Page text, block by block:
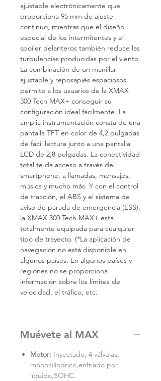
ajustable electrónicamente que
proporciona 95 mm de ajuste
continuo, mientras que el diseño
especial de los intermitentes y el
spoiler delanteros también reduce las
turbulencias producidas por el viento.
La combinación de un manillar
ajustable y reposapiés espaciosos
permite a los usuarios de la XMAX
300 Tech MAX+ conseguir su
configuración ideal fácilmente. La
amplia instrumentación consta de una
pantalla TFT en color de 4,2 pulgadas
de fácil lectura junto a una pantalla
LCD de 2,8 pulgadas. La conectividad
total te da acceso a través del
smartphone, a llamadas, mensajes,
música y mucho más. Y con el control
de tracción, el ABS y el sistema de
aviso de parada de emergencia (ESS),
la XMAX 300 Tech MAX+ está
totalmente equipada para cualquier
tipo de trayecto. (*La aplicación de
navegación no está disponible en
algunos países. En algunos países y
regiones no se proporciona
información sobre los límites de
velocidad, el tráfico, etc.
Muévete al MAX
Motor: Inyectado, 4 válvulas,
monocilíndrico,enfriado por
líquido,SOHC.